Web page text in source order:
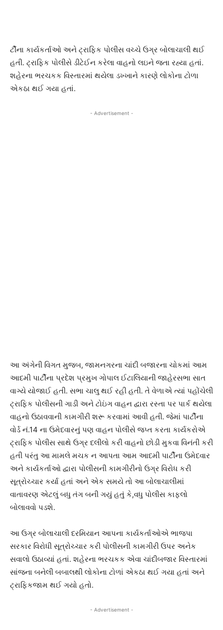
ર્ટીના કાર્યકર્તાઓ અને ટ્રાફિક પોલીસ વચ્ચે ઉગ્ર બોલાચાલી થઈ
હતી. ટ્રાફિક પોલીસે ડીટેઈન કરેલા વાહનો લઇને જતા રહ્યા હતાં.
શહેરના ભરચકક વિસ્તારમાં થયેલા ડખ્ખાને કારણે લોકોના ટોળા
એકઠા થઈ ગયા હતાં.
- Advertisement -
આ અંગેની વિગત મુજબ, જામનગરના ચાંદી બજારના ચોકમાં આમ
આદમી પાર્ટીના પ્રદેશ પ્રમુખ ગોપાલ ઈટાલિયાની જાહેરસભા સાત
વાગ્યે યોજાઈ હતી. સભા ચાલુ થઈ રહી હતી. તે વેળાએ ત્યાં પહોંચેલી
ટ્રાફિક પોલીસની ગાડી અને ટોઇંગ વાહન દ્વારા રસ્તા પર પાર્ક થયેલા
વાહનો ઉઠાવવાની કામગીરી શરૂ કરવામાં આવી હતી. જેમાં પાર્ટીના
વોર્ડ નં.14 ના ઉમેદવારનું પણ વાહન પોલીસે જપ્ત કરતા કાર્યકરોએ
ટ્રાફિક પોલીસ સાથે ઉગ્ર દલીલો કરી વાહનો છોડી મુકવા વિનંતી કરી
હતી પરંતુ આ મામલે મચક ન આપતા આમ આદમી પાર્ટીના ઉમેદવાર
અને કાર્યકર્તાઓ દ્વારા પોલીસની કામગીરીનો ઉગ્ર વિરોધ કરી
સૂત્રોચ્ચાર કર્યા હતાં અને એક સમયે તો આ બોલાચાલીમાં
વાતાવરણ એટલું બધુ તંગ બની ગયું હતું કે,વધુ પોલીસ કાફલો
બોલાવવો પડશે.
આ ઉગ્ર બોલાચાલી દરમિયાન આપના કાર્યકર્તાઓએ ભાજપા
સરકાર વિરોધી સૂત્રોચ્ચાર કરી પોલીસની કામગીરી ઉપર અનેક
સવાલો ઉઠાવ્યાં હતાં. શહેરના ભરચકક એવા ચાંદીબજાર વિસ્તારમાં
સાંજના બનેલી બબાલથી લોકોના ટોળાં એકઠા થઈ ગયા હતાં અને
ટ્રાફિકજામ થઈ ગયો હતો.
- Advertisement -